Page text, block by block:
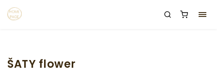
ŠATY flower